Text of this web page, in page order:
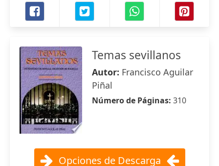
Temas sevillanos
Autor: Francisco Aguilar
Piñal
Número de Páginas: 310
Opciones de Descarga